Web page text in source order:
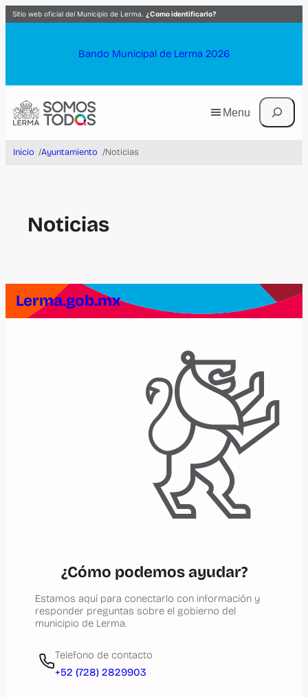
Saltar
al
Sitio web oficial del Municipio de Lerma. ¿Como identificarlo?
Bando Municipal de Lerma 2026
Menu
Buscar
Inicio /Ayuntamiento /Noticias
Noticias
Lerma.gob.mx
¿Cómo podemos ayudar?
Estamos aquí para conectarlo con información y
responder preguntas sobre el gobierno del
municipio de Lerma.
Telefono de contacto
+52 (728) 2829903